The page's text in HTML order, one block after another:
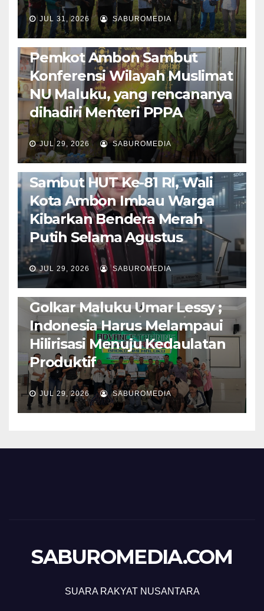
JUL 31, 2026 SABUROMEDIA
AMBON METRO JURNALISME AKTIVIS
POLITIK & PEMERINTAHAN
Pemkot Ambon Sambut
Konferensi Wilayah Muslimat
NU Maluku, yang rencananya
dihadiri Menteri PPPA
JUL 29, 2026 SABUROMEDIA
AMBON METRO POLITIK & PEMERINTAHAN
Sambut HUT Ke-81 RI, Wali
Kota Ambon Imbau Warga
Kibarkan Bendera Merah
Putih Selama Agustus
JUL 29, 2026 SABUROMEDIA
AMBON METRO JURNALISME AKTIVIS
PENDIDIKAN & OLAHRAGA THE MOLUCCAS
Isi Materi LK-III HMI, Ketua
Golkar Maluku Umar Lessy ;
Indonesia Harus Melampaui
Hilirisasi Menuju Kedaulatan
Produktif
JUL 29, 2026 SABUROMEDIA
SABUROMEDIA.COM
SUARA RAKYAT NUSANTARA